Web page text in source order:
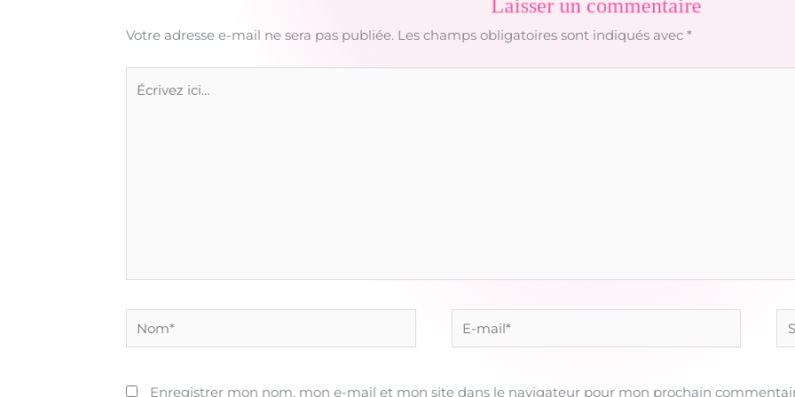
Laisser un commentaire
Votre adresse e-mail ne sera pas publiée. Les champs obligatoires sont indiqués avec *
Nom*
E-
mail*
Enregistrer mon nom, mon e-mail et mon site dans le navigateur pour mon prochain